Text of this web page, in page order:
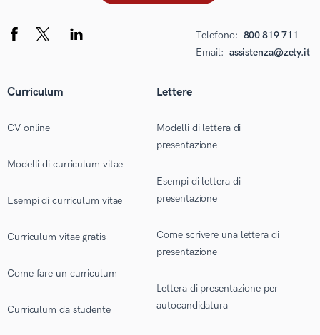
Telefono: 800 819 711
Email: assistenza@zety.it
Curriculum
CV online
Modelli di curriculum vitae
Esempi di curriculum vitae
Curriculum vitae gratis
Come fare un curriculum
Curriculum da studente
Lettere
Modelli di lettera di
presentazione
Esempi di lettera di
presentazione
Come scrivere una lettera di
presentazione
Lettera di presentazione per
autocandidatura